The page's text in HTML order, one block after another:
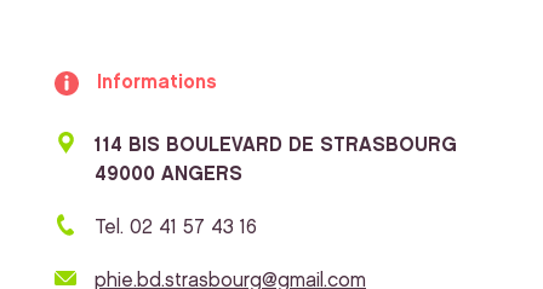
Informations
114 BIS BOULEVARD DE STRASBOURG
49000 ANGERS
Tel. 02 41 57 43 16
phie.bd.strasbourg@gmail.com